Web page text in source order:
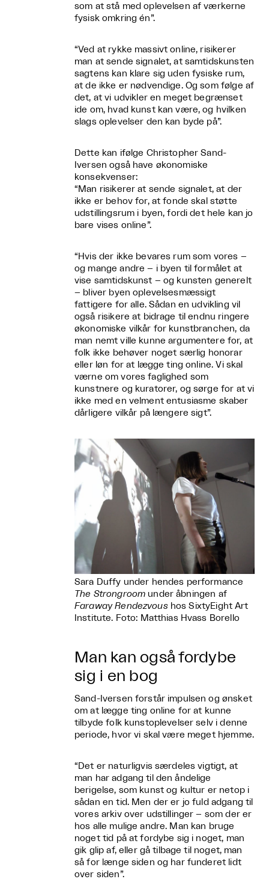
som at stå med oplevelsen af værkerne
fysisk omkring én”.
“Ved at rykke massivt online, risikerer
man at sende signalet, at samtidskunsten
sagtens kan klare sig uden fysiske rum,
at de ikke er nødvendige. Og som følge af
det, at vi udvikler en meget begrænset
ide om, hvad kunst kan være, og hvilken
slags oplevelser den kan byde på”.
Dette kan ifølge Christopher Sand-
Iversen også have økonomiske
konsekvenser:
“Man risikerer at sende signalet, at der
ikke er behov for, at fonde skal støtte
udstillingsrum i byen, fordi det hele kan jo
bare vises online”.
“Hvis der ikke bevares rum som vores –
og mange andre – i byen til formålet at
vise samtidskunst – og kunsten generelt
– bliver byen oplevelsesmæssigt
fattigere for alle. Sådan en udvikling vil
også risikere at bidrage til endnu ringere
økonomiske vilkår for kunstbranchen, da
man nemt ville kunne argumentere for, at
folk ikke behøver noget særlig honorar
eller løn for at lægge ting online. Vi skal
værne om vores faglighed som
kunstnere og kuratorer, og sørge for at vi
ikke med en velment entusiasme skaber
dårligere vilkår på længere sigt”.
Sara Duffy under hendes performance
The Strongroom under åbningen af
Faraway Rendezvoushos SixtyEight Art
Institute. Foto: Matthias Hvass Borello
Man kan også fordybe
sig i en bog
Sand-Iversen forstår impulsen og ønsket
om at lægge ting online for at kunne
tilbyde folk kunstoplevelser selv i denne
periode, hvor vi skal være meget hjemme.
“Det er naturligvis særdeles vigtigt, at
man har adgang til den åndelige
berigelse, som kunst og kultur er netop i
sådan en tid. Men der er jo fuld adgang til
vores arkiv over udstillinger – som der er
hos alle mulige andre. Man kan bruge
noget tid på at fordybe sig i noget, man
gik glip af, eller gå tilbage til noget, man
så for længe siden og har funderet lidt
over siden”.